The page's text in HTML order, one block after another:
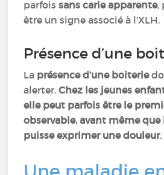
parfoissans carie apparente,
être un signe associé à l’XLH.
Présence d’une
La présence d’une boiterie
alerter.Chez les jeunes
elle peut parfois être le
observable, avant même que
puisse exprimer une douleur.